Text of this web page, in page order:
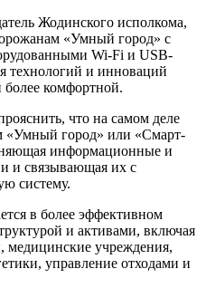
Жодинского исполкома,
«Умный город» с
Wi-Fi и USB-
технологий и инноваций
более комфортной.
что на самом деле
«Умный город» или «Смарт-
информационные и
и связывающая их с
систему.
в более эффективном
и активами, включая
медицинские учреждения,
управление отходами и